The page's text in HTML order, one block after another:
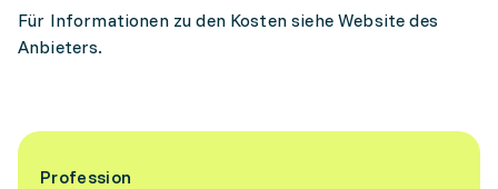
Für Informationen zu den Kosten siehe Website des
Anbieters.
Profession